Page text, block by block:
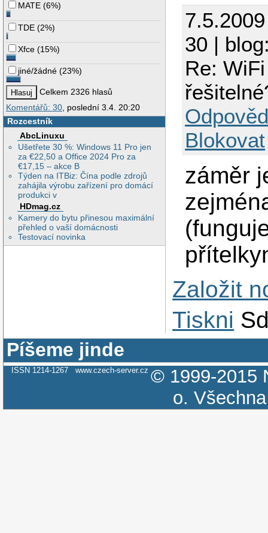
MATE (6%)
TDE (2%)
Xfce (15%)
jiné/žádné (23%)
Celkem 2326 hlasů
Komentářů: 30 , poslední 3.4. 20:20
Rozcestník
AbcLinuxu
Ušetřete 30 %: Windows 11 Pro jen
za €22,50 a Office 2024 Pro za
€17,15 – akce B
Týden na ITBiz: Čína podle zdrojů
zahájila výrobu zařízení pro domácí
produkci v
HDmag.cz
Kamery do bytu přinesou maximální
přehled o vaší domácnosti
Testovací novinka
30 |
Re:
Blokovat
záměr
Založit
Tiskni
Píšeme jinde
ISSN 1214-1267 www.czech-server.cz © 1999-2015
o.